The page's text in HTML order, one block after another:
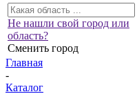
Не нашли свой город или
область?
Сменить город
Главная
-
Каталог